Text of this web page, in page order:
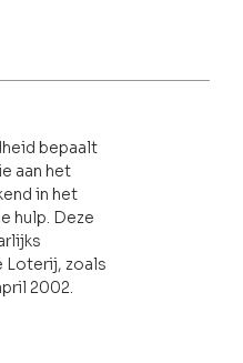
bepaalt
aan het
in het
hulp. Deze
Loterij, zoals
2002.